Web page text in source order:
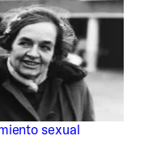
sexual